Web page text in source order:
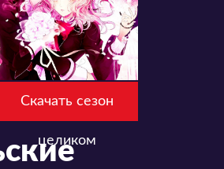
Скачать сезон
целиком